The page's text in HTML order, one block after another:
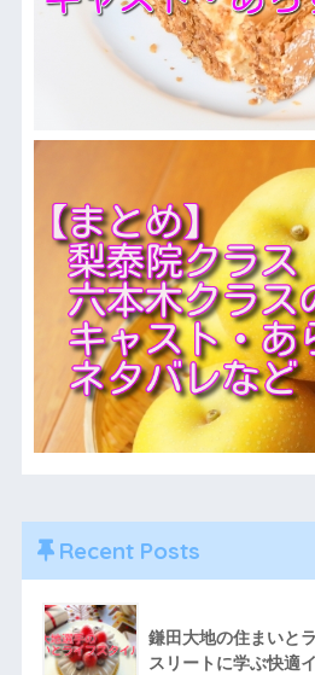
Recent Posts
鎌田大地の住まいと
スリートに学ぶ快適